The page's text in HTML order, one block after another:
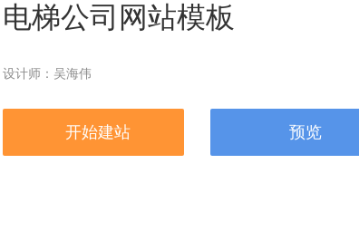
电梯公司网站模板
设计师：吴海伟
开始建站 预览